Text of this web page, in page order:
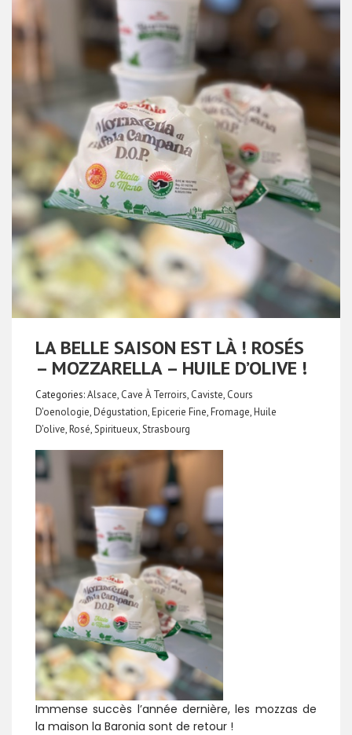
LA BELLE SAISON EST LÀ ! ROSÉS
– MOZZARELLA – HUILE D’OLIVE !
Categories:Alsace, Cave À Terroirs, Caviste, Cours
D'oenologie,Dégustation,Epicerie Fine,Fromage,Huile
D'olive,Rosé,Spiritueux,Strasbourg
Immense succès l’année dernière, les mozzas de
la maison la Baronia sont de retour !